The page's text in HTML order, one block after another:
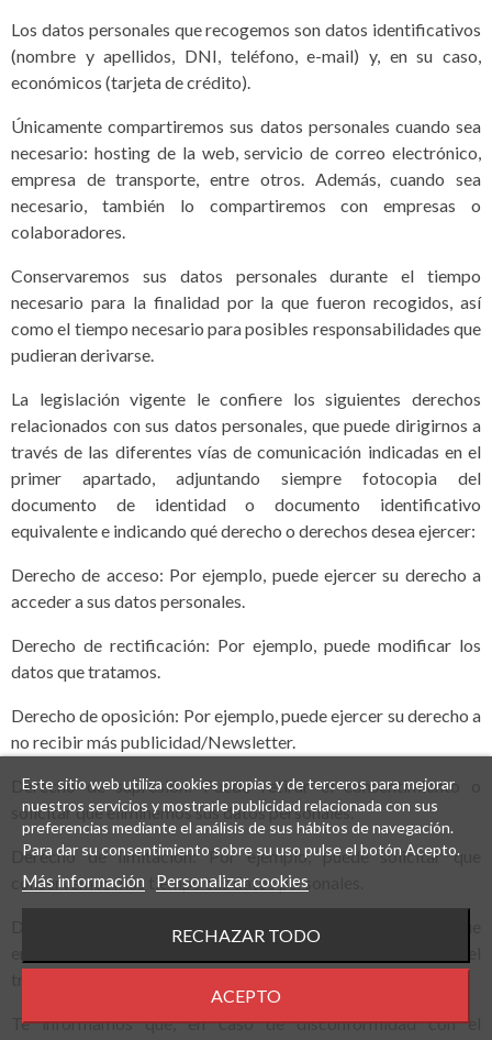
Los datos personales que recogemos son datos identificativos
(nombre y apellidos, DNI, teléfono, e-mail) y, en su caso,
económicos (tarjeta de crédito).
Únicamente compartiremos sus datos personales cuando sea
necesario: hosting de la web, servicio de correo electrónico,
empresa de transporte, entre otros. Además, cuando sea
necesario, también lo compartiremos con empresas o
colaboradores.
Conservaremos sus datos personales durante el tiempo
necesario para la finalidad por la que fueron recogidos, así
como el tiempo necesario para posibles responsabilidades que
pudieran derivarse.
La legislación vigente le confiere los siguientes derechos
relacionados con sus datos personales, que puede dirigirnos a
través de las diferentes vías de comunicación indicadas en el
primer apartado, adjuntando siempre fotocopia del
documento de identidad o documento identificativo
equivalente e indicando qué derecho o derechos desea ejercer:
Derecho de acceso: Por ejemplo, puede ejercer su derecho a
acceder a sus datos personales.
Derecho de rectificación: Por ejemplo, puede modificar los
datos que tratamos.
Derecho de oposición: Por ejemplo, puede ejercer su derecho a
no recibir más publicidad/Newsletter.
Derecho de supresión: Puede retirar el consentimiento o
solicitar que eliminemos sus datos personales.
Derecho de limitación: Por ejemplo, puede solicitar que
conservemos más tiempo sus datos personales.
Derecho de portabilidad: Por ejemplo, puede solicitar que
Te informamos que, en caso de disconformidad con el
Este sitio web utiliza cookies propias y de terceros para mejorar
nuestros servicios y mostrarle publicidad relacionada con sus
preferencias mediante el análisis de sus hábitos de navegación.
Para dar su consentimiento sobre su uso pulse el botón Acepto.
Más información Personalizar cookies
RECHAZAR TODO
ACEPTO